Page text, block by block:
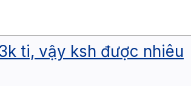
ti, vậy ksh được nhiêu